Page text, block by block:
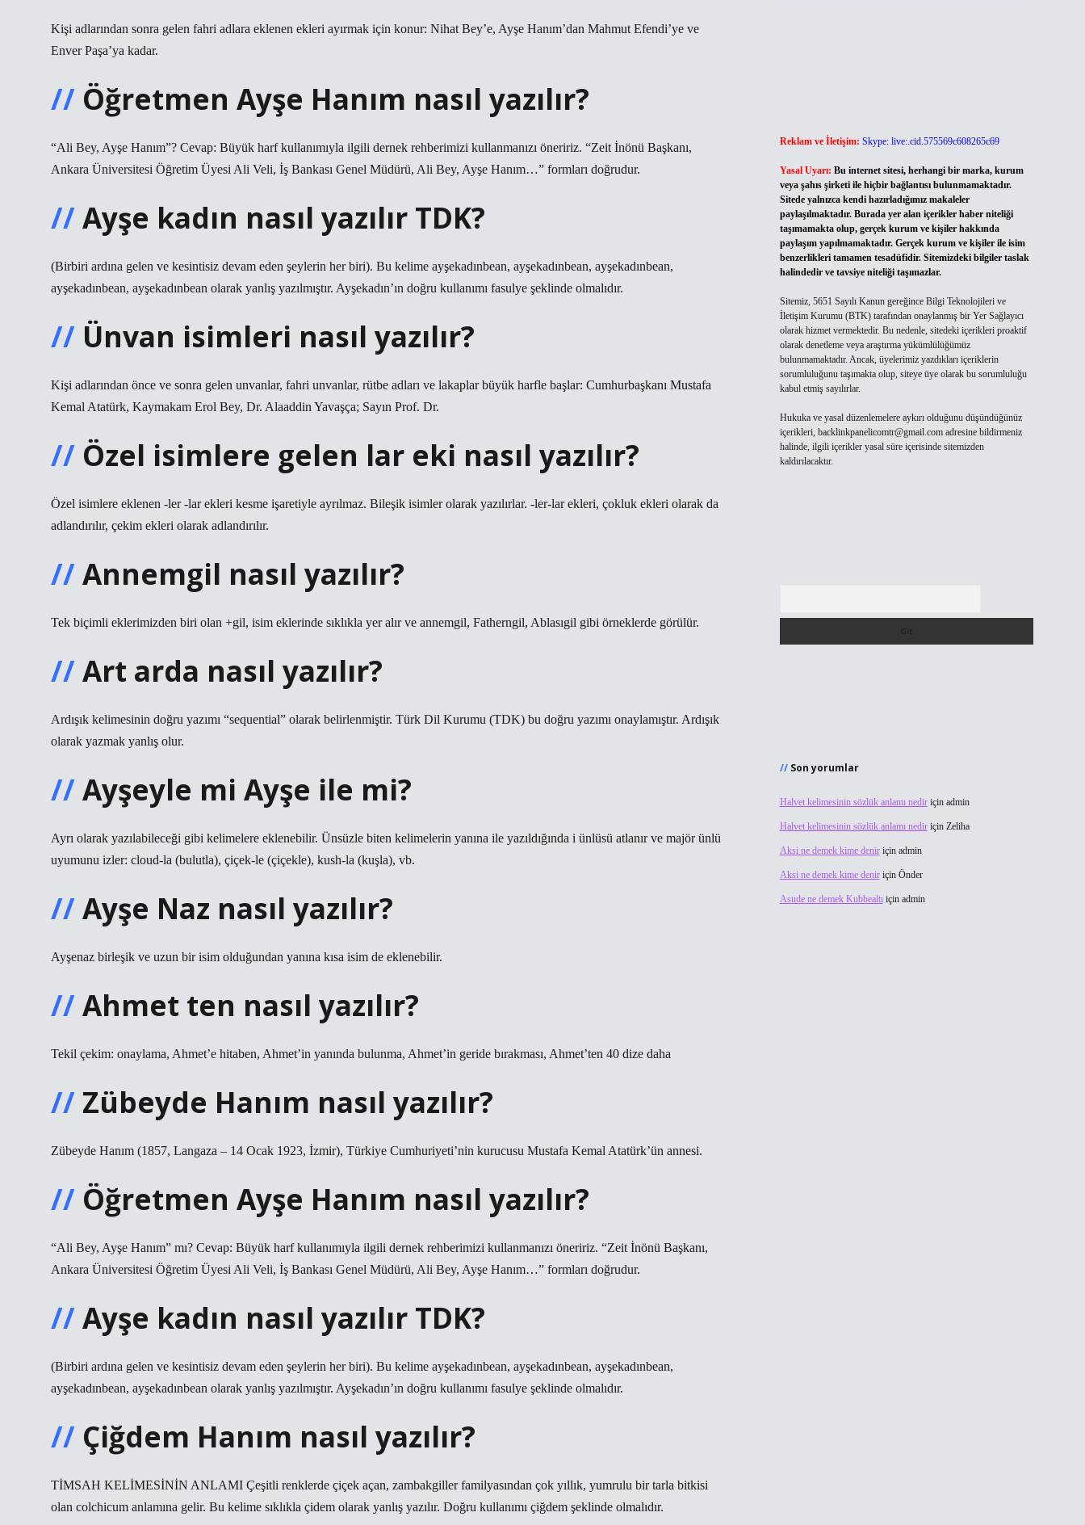
Kişi adlarından sonra gelen fahri adlara eklenen ekleri ayırmak için konur: Nihat Bey’e, Ayşe Hanım’dan Mahmut Efendi’ye ve
Enver Paşa’ya kadar.
Öğretmen Ayşe Hanım nasıl yazılır?
“Ali Bey, Ayşe Hanım”? Cevap: Büyük harf kullanımıyla ilgili dernek rehberimizi kullanmanızı öneririz. “Zeit İnönü Başkanı,
Ankara Üniversitesi Öğretim Üyesi Ali Veli, İş Bankası Genel Müdürü, Ali Bey, Ayşe Hanım…” formları doğrudur.
Ayşe kadın nasıl yazılır TDK?
(Birbiri ardına gelen ve kesintisiz devam eden şeylerin her biri). Bu kelime ayşekadınbean, ayşekadınbean, ayşekadınbean,
ayşekadınbean, ayşekadınbean olarak yanlış yazılmıştır. Ayşekadın’ın doğru kullanımı fasulye şeklinde olmalıdır.
Ünvan isimleri nasıl yazılır?
Kişi adlarından önce ve sonra gelen unvanlar, fahri unvanlar, rütbe adları ve lakaplar büyük harfle başlar: Cumhurbaşkanı Mustafa
Kemal Atatürk, Kaymakam Erol Bey, Dr. Alaaddin Yavaşça; Sayın Prof. Dr.
Özel isimlere gelen lar eki nasıl yazılır?
Özel isimlere eklenen -ler -lar ekleri kesme işaretiyle ayrılmaz. Bileşik isimler olarak yazılırlar. -ler-lar ekleri, çokluk ekleri olarak da
adlandırılır, çekim ekleri olarak adlandırılır.
Annemgil nasıl yazılır?
Tek biçimli eklerimizden biri olan +gil, isim eklerinde sıklıkla yer alır ve annemgil, Fatherngil, Ablasıgil gibi örneklerde görülür.
Art arda nasıl yazılır?
Ardışık kelimesinin doğru yazımı “sequential” olarak belirlenmiştir. Türk Dil Kurumu (TDK) bu doğru yazımı onaylamıştır. Ardışık
olarak yazmak yanlış olur.
Ayşeyle mi Ayşe ile mi?
Ayrı olarak yazılabileceği gibi kelimelere eklenebilir. Ünsüzle biten kelimelerin yanına ile yazıldığında i ünlüsü atlanır ve majör ünlü
uyumunu izler: cloud-la (bulutla), çiçek-le (çiçekle), kush-la (kuşla), vb.
Ayşe Naz nasıl yazılır?
Ayşenaz birleşik ve uzun bir isim olduğundan yanına kısa isim de eklenebilir.
Ahmet ten nasıl yazılır?
Tekil çekim: onaylama, Ahmet’e hitaben, Ahmet’in yanında bulunma, Ahmet’in geride bırakması, Ahmet’ten 40 dize daha
Zübeyde Hanım nasıl yazılır?
Zübeyde Hanım (1857, Langaza – 14 Ocak 1923, İzmir), Türkiye Cumhuriyeti’nin kurucusu Mustafa Kemal Atatürk’ün annesi.
Öğretmen Ayşe Hanım nasıl yazılır?
“Ali Bey, Ayşe Hanım” mı? Cevap: Büyük harf kullanımıyla ilgili dernek rehberimizi kullanmanızı öneririz. “Zeit İnönü Başkanı,
Ankara Üniversitesi Öğretim Üyesi Ali Veli, İş Bankası Genel Müdürü, Ali Bey, Ayşe Hanım…” formları doğrudur.
Ayşe kadın nasıl yazılır TDK?
(Birbiri ardına gelen ve kesintisiz devam eden şeylerin her biri). Bu kelime ayşekadınbean, ayşekadınbean, ayşekadınbean,
ayşekadınbean, ayşekadınbean olarak yanlış yazılmıştır. Ayşekadın’ın doğru kullanımı fasulye şeklinde olmalıdır.
Çiğdem Hanım nasıl yazılır?
TİMSAH KELİMESİNİN ANLAMI Çeşitli renklerde çiçek açan, zambakgiller familyasından çok yıllık, yumrulu bir tarla bitkisi
olan colchicum anlamına gelir. Bu kelime sıklıkla çidem olarak yanlış yazılır. Doğru kullanımı çiğdem şeklinde olmalıdır.
Reklam ve İletişim: Skype: live:.cid.575569c608265c69
Yasal Uyarı: Bu internet sitesi, herhangi bir marka, kurum
veya şahıs şirketi ile hiçbir bağlantısı bulunmamaktadır.
Sitede yalnızca kendi hazırladığımız makaleler
paylaşılmaktadır. Burada yer alan içerikler haber niteliği
taşımamakta olup, gerçek kurum ve kişiler hakkında
paylaşım yapılmamaktadır. Gerçek kurum ve kişiler ile isim
benzerlikleri tamamen tesadüfidir. Sitemizdeki bilgiler taslak
halindedir ve tavsiye niteliği taşımazlar.
Sitemiz, 5651 Sayılı Kanun gereğince Bilgi Teknolojileri ve
İletişim Kurumu (BTK) tarafından onaylanmış bir Yer Sağlayıcı
olarak hizmet vermektedir. Bu nedenle, sitedeki içerikleri proaktif
olarak denetleme veya araştırma yükümlülüğümüz
bulunmamaktadır. Ancak, üyelerimiz yazdıkları içeriklerin
sorumluluğunu taşımakta olup, siteye üye olarak bu sorumluluğu
kabul etmiş sayılırlar.
Hukuka ve yasal düzenlemelere aykırı olduğunu düşündüğünüz
içerikleri, backlinkpanelicomtr@gmail.comadresine bildirmeniz
halinde, ilgili içerikler yasal süre içerisinde sitemizden
kaldırılacaktır.
Son yorumlar
Halvet kelimesinin sözlük anlamı nediriçin admin
Halvet kelimesinin sözlük anlamı nediriçin Zeliha
Aksi ne demek kime deniriçin admin
Aksi ne demek kime deniriçin Önder
Asude ne demek Kubbealtıiçin admin